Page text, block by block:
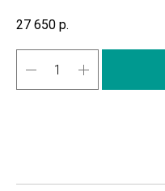
27 650 р.